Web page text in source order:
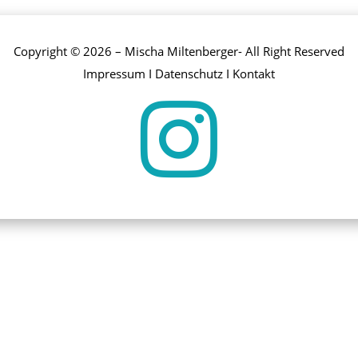
Copyright © 2026 – Mischa Miltenberger- All Right Reserved
Impressum I DatenschutzI Kontakt
